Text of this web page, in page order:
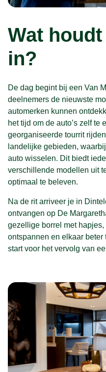
Wat
in?
De dag begint bij een Van
deelnemers de nieuwste
automerken kunnen
het tijd om de auto’s zelf te
georganiseerde tourrit
landelijke gebieden,
auto wisselen. Dit biedt
verschillende modellen uit
optimaal te beleven.
Na de rit arriveer je in
ontvangen op De
gezellige borrel met
ontspannen en elkaar
start voor het vervolg van